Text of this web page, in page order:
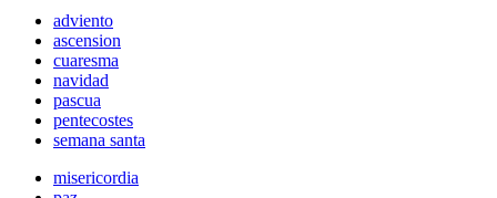
adviento
ascension
cuaresma
navidad
pascua
pentecostes
semana santa
misericordia